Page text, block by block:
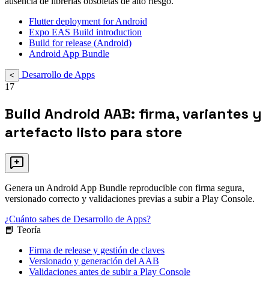
Flutter deployment for Android
Expo EAS Build introduction
Build for release (Android)
Android App Bundle
<
Desarrollo de Apps
17
Build Android AAB: firma, variantes y
artefacto listo para store
Genera un Android App Bundle reproducible con firma segura,
versionado correcto y validaciones previas a subir a Play Console.
¿Cuánto sabes de Desarrollo de Apps?
📘 Teoría
Firma de release y gestión de claves
Versionado y generación del AAB
Validaciones antes de subir a Play Console